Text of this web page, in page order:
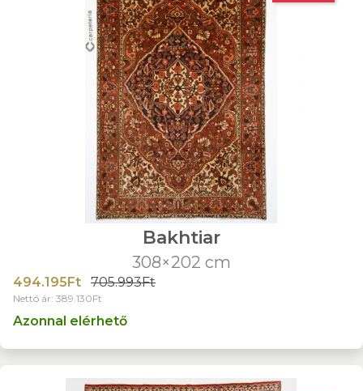
Bakhtiar
308×202 cm
494.195Ft 705.993Ft
Nettó ár: 389.130Ft
Azonnal elérhető